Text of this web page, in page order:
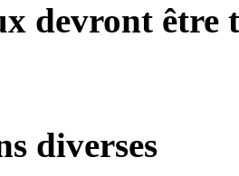
devront être
diverses